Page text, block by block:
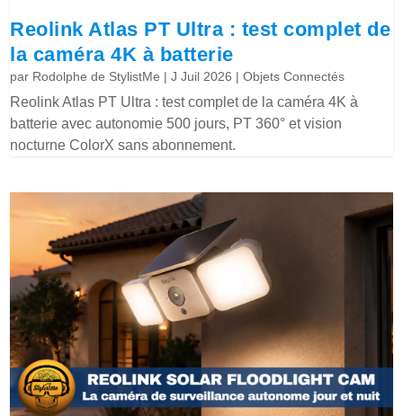
Reolink Atlas PT Ultra : test complet de
la caméra 4K à batterie
par Rodolphe de StylistMe |J Juil 2026 |Objets Connectés
Reolink Atlas PT Ultra : test complet de la caméra 4K à
batterie avec autonomie 500 jours, PT 360° et vision
nocturne ColorX sans abonnement.